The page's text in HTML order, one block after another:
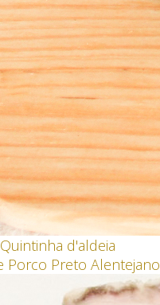
d'aldeia
Porco Preto Alentejano